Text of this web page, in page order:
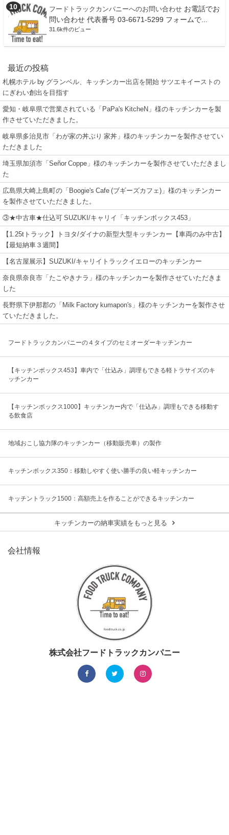
フードトラックカンパニーへのお問い合わせ お電話でお
問い合わせ 代表番号 03-6671-5299 フォームで...
31.6k件のビュー
最近の投稿
札幌ホテル by グランベル、キッチンカー出店を開始 サツエキイーストの
にぎわい創出を目指す
愛知・岐阜県で営業されている「PaPa's KitcheN」様のキッチンカーを製
作させていただきました。
岐阜県多治見市「わが家の丼ぶり 家丼」様のキッチンカーを製作させてい
ただきました
埼玉県加須市「Señor Coppe」様のキッチンカーを製作させていただきまし
た
広島県大崎上島町の「Boogie's Cafe (ブギーズカフェ)」様のキッチンカー
を製作させていただきました。
③★中古車★仕込可 SUZUKI/キャリイ「キッチンボックス453」
【1.25tトラック】トヨタ/ダイナの新型大型キッチンカー【車両のみ中古】
【最短納車３週間】
【名古屋展示】SUZUKI/キャリイトラックイエローのキッチンカー
奈良県奈良市「たこやきナラ」様のキッチンカーを製作させていただきま
した
長野県下伊那郡の「Milk Factory kumapon's」様のキッチンカーを製作させ
ていただきました。
フードトラックカンパニーの４タイプのセミオーダーキッチンカー
【キッチンボックス453】車内で「仕込み」調理もできる軽トラサイズのキ
ッチンカー
【キッチンボックス1000】キッチンカー内で「仕込み」調理もできる移動す
る飲食店
地域おこし協力隊のキッチンカー（移動販売車）の製作
キッチンボックス350：移動しやすく使い勝手の良い軽キッチンカー
キッチントラック1500：高額売上を作ることができるキッチンカー
キッチンカーの納車実績をもっと見る
会社情報
株式会社フードトラックカンパニー